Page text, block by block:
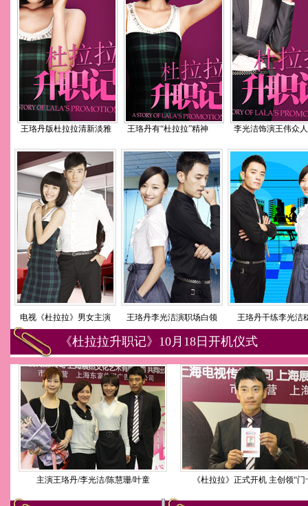
王珞丹版杜拉拉清新淡雅 王珞丹有“杜拉拉”精神 李光洁饰演王伟众
电视《杜拉拉》男女主演 王珞丹李光洁演职场白领 王珞丹干练李光洁
《杜拉拉升职记》10月18日开机仪式
主演王珞丹/李光洁/陈慧珊/叶童 《杜拉拉》正式开机 主创领“门